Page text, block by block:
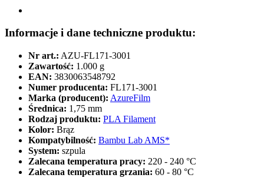
Informacje i dane techniczne produktu:
Nr art.: AZU-FL171-3001
Zawartość: 1.000 g
EAN: 3830063548792
Numer producenta: FL171-3001
Marka (producent): AzureFilm
Średnica: 1,75 mm
Rodzaj produktu: PLA Filament
Kolor: Brąz
Kompatybilność: Bambu Lab AMS*
System: szpula
Zalecana temperatura pracy: 220 - 240 °C
Zalecana temperatura grzania: 60 - 80 °C